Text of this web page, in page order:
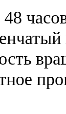
48